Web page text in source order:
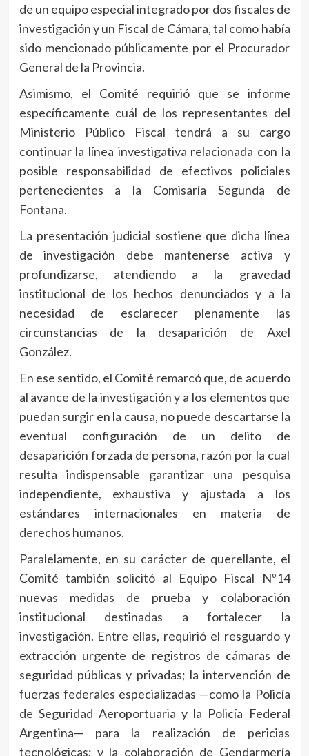
de un equipo especial integrado por dos fiscales de
investigación y un Fiscal de Cámara, tal como había
sido mencionado públicamente por el Procurador
General de la Provincia.
Asimismo, el Comité requirió que se informe
específicamente cuál de los representantes del
Ministerio Público Fiscal tendrá a su cargo
continuar la línea investigativa relacionada con la
posible responsabilidad de efectivos policiales
pertenecientes a la Comisaría Segunda de
Fontana.
La presentación judicial sostiene que dicha línea
de investigación debe mantenerse activa y
profundizarse, atendiendo a la gravedad
institucional de los hechos denunciados y a la
necesidad de esclarecer plenamente las
circunstancias de la desaparición de Axel
González.
En ese sentido, el Comité remarcó que, de acuerdo
al avance de la investigación y a los elementos que
puedan surgir en la causa, no puede descartarse la
eventual configuración de un delito de
desaparición forzada de persona, razón por la cual
resulta indispensable garantizar una pesquisa
independiente, exhaustiva y ajustada a los
estándares internacionales en materia de
derechos humanos.
Paralelamente, en su carácter de querellante, el
Comité también solicitó al Equipo Fiscal Nº14
nuevas medidas de prueba y colaboración
institucional destinadas a fortalecer la
investigación. Entre ellas, requirió el resguardo y
extracción urgente de registros de cámaras de
seguridad públicas y privadas; la intervención de
fuerzas federales especializadas —como la Policía
de Seguridad Aeroportuaria y la Policía Federal
Argentina— para la realización de pericias
tecnológicas; y la colaboración de Gendarmería